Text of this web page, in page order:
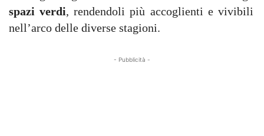
spazi verdi, rendendoli più accoglienti e vivibili
nell’arco delle diverse stagioni.
- Pubblicità -